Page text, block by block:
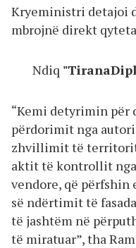
Kryeministri detajoi
mbrojnë direkt
Ndiq
“Kemi detyrimin për
përdorimit nga
zhvillimit të
aktit të kontrollit
vendore, që përfshin
së ndërtimit të
të jashtëm në
të miratuar”, tha